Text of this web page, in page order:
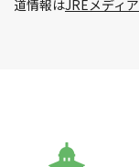
道情報はJREメディア